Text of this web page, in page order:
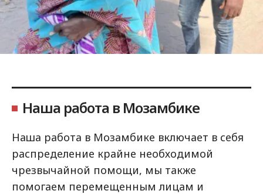
Наша работа в Мозамбике
Наша работа в Мозамбике включает в себя
распределение крайне необходимой
чрезвычайной помощи, мы также
помогаем перемещенным лицам и